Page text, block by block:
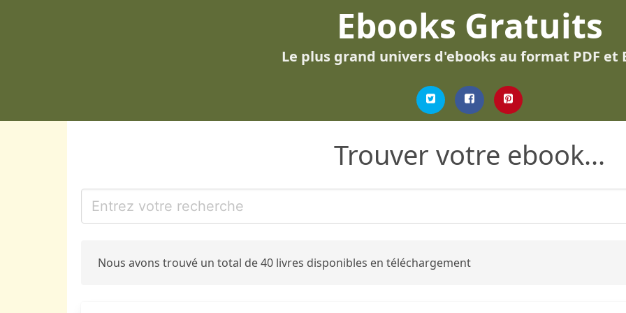
Ebooks Gratuits
Le plus grand univers d'ebooks au format PDF et
Trouver votre ebook...
Nous avons trouvé un total de 40 livres disponibles en téléchargement